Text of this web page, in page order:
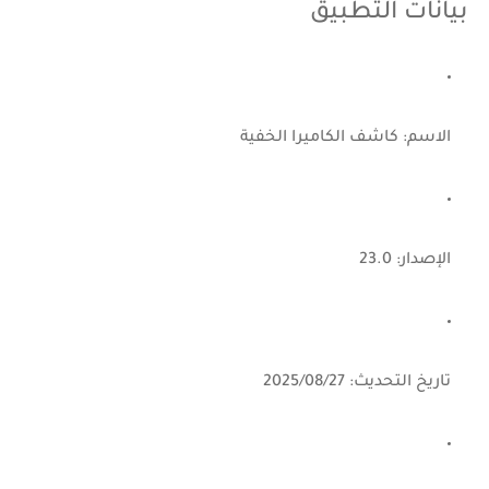
بيانات التطبيق
الاسم: كاشف الكاميرا الخفية
الإصدار:
تاريخ التحديث: